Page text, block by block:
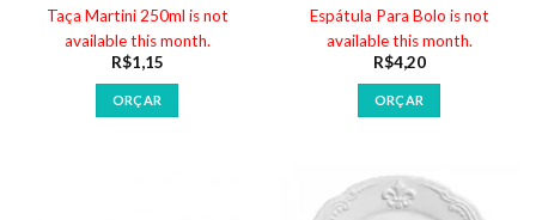
Taça Martini 250ml is not
available this month.
R$1,15
ORÇAR
Espátula Para Bolo is not
available this month.
R$4,20
ORÇAR